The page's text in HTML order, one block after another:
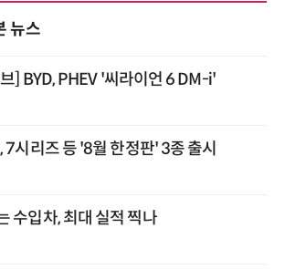
뉴스
] BYD, PHEV '씨라이언 6 DM-i'
7시리즈 등 '8월 한정판' 3종 출시
수입차, 최대 실적 찍나